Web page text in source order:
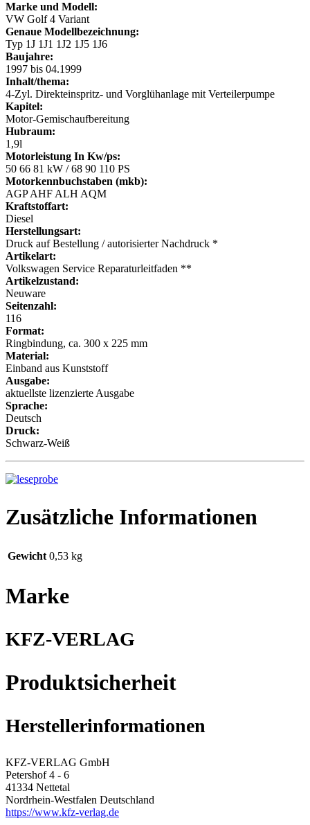
Marke und Modell:
VW Golf 4 Variant
Genaue Modellbezeichnung:
Typ 1J 1J1 1J2 1J5 1J6
Baujahre:
1997 bis 04.1999
Inhalt/thema:
4-Zyl. Direkteinspritz- und Vorglühanlage mit Verteilerpumpe
Kapitel:
Motor-Gemischaufbereitung
Hubraum:
1,9l
Motorleistung In Kw/ps:
50 66 81 kW / 68 90 110 PS
Motorkennbuchstaben (mkb):
AGP AHF ALH AQM
Kraftstoffart:
Diesel
Herstellungsart:
Druck auf Bestellung / autorisierter Nachdruck *
Artikelart:
Volkswagen Service Reparaturleitfaden **
Artikelzustand:
Neuware
Seitenzahl:
116
Format:
Ringbindung, ca. 300 x 225 mm
Material:
Einband aus Kunststoff
Ausgabe:
aktuellste lizenzierte Ausgabe
Sprache:
Deutsch
Druck:
Schwarz-Weiß
Zusätzliche Informationen
Gewicht 0,53 kg
Marke
KFZ-VERLAG
Produktsicherheit
Herstellerinformationen
KFZ-VERLAG GmbH
Petershof 4 - 6
41334 Nettetal
Nordrhein-Westfalen Deutschland
https://www.kfz-verlag.de